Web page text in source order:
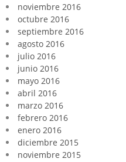
noviembre 2016
octubre 2016
septiembre 2016
agosto 2016
julio 2016
junio 2016
mayo 2016
abril 2016
marzo 2016
febrero 2016
enero 2016
diciembre 2015
noviembre 2015